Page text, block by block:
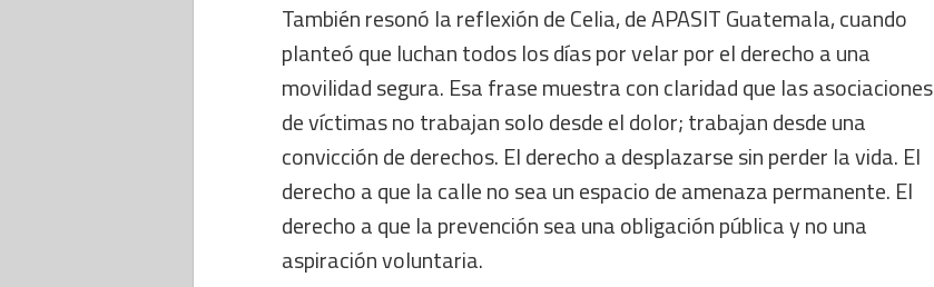
También resonó la reflexión de Celia, de APASIT Guatemala, cuando
planteó que luchan todos los días por velar por el derecho a una
movilidad segura. Esa frase muestra con claridad que las asociaciones
de víctimas no trabajan solo desde el dolor; trabajan desde una
convicción de derechos. El derecho a desplazarse sin perder la vida. El
derecho a que la calle no sea un espacio de amenaza permanente. El
derecho a que la prevención sea una obligación pública y no una
aspiración voluntaria.